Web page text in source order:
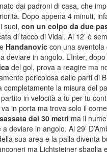
dai padroni di casa, che
Dopo appena 4 minuti,
suoi, con un colpo da due
di tacco di Vidal. Al 12’ è
Handanovic con una
deviare in angolo. L’Inter,
del gol, prova a reagire ma
pericolosa dalle parti di
completamente la misura del
in velocità a tu per tu
in porta ma trova solo il
dai 30 metri ma il
deviare in angolo. Al 29’
sua area e la palla diventa
ma Lichtsteiner sbaglia